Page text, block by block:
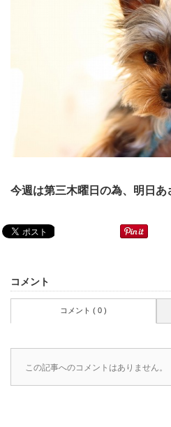
今週は第三木曜日の為、明日あ
コメント
コメント ( 0 )
この記事へのコメントはありません。